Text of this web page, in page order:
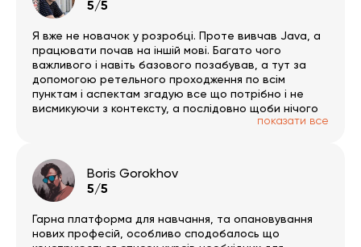
5/5
Я вже не новачок у розробці. Проте вивчав Java, а
працювати почав на іншій мові. Багато чого
важливого і навіть базового позабував, а тут за
допомогою ретельного проходження по всім
пунктам і аспектам згадую все що потрібно і не
висмикуючи з контексту, а послідовно щоби нічого
не пропустити. Тут дуже багато окремих гілок за
обмовки, але в цілому на якість це не впливає.
РАДЖУ!
показати все
Boris Gorokhov
5/5
Гарна платформа для навчання, та опановування
нових професій, особливо сподобалось що